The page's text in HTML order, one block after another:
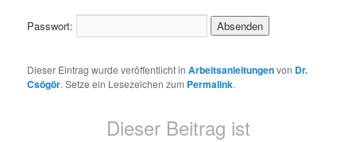
Passwort:
Dieser Eintrag wurde veröffentlicht inArbeitsanleitungenvon Dr.
Csögör. Setze ein Lesezeichen zum Permalink.
Dieser Beitrag ist